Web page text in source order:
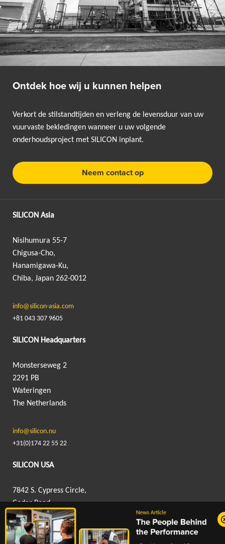
Ontdek hoe wij u kunnen helpen
Verkort de stilstandtijden en verleng de levensduur van uw
vuurvaste bekledingen wanneer u uw volgende
onderhoudsproject met SILICON inplant.
Neem contact op
SILICON Asia
Nisihumura 55-7
Chigusa-Cho,
Hanamigawa-Ku,
Chiba, Japan 262-0012
info@silicon-asia.com
+81 043 307 9605
SILICON Headquarters
Monsterseweg 2
2291 PB
Wateringen
The Netherlands
info@silicon.nu
+31(0)174 22 55 22
SILICON USA
7842 S. Cypress Circle,
Cedar Pond
Industrial Park,
Humble, TX 77396